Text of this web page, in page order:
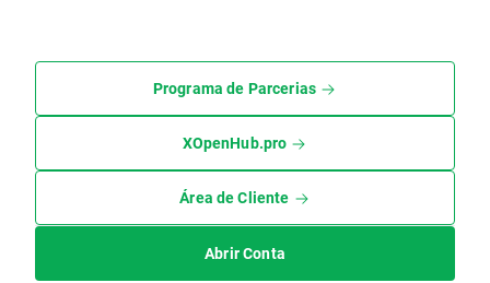
Programa de Parcerias
XOpenHub.pro
Área de Cliente
Abrir Conta